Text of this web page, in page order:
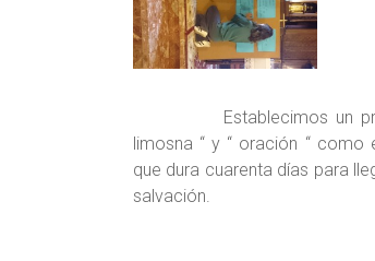
Establecimos un
limosna “ y “ oración “ como
que dura cuarenta días para
salvación.